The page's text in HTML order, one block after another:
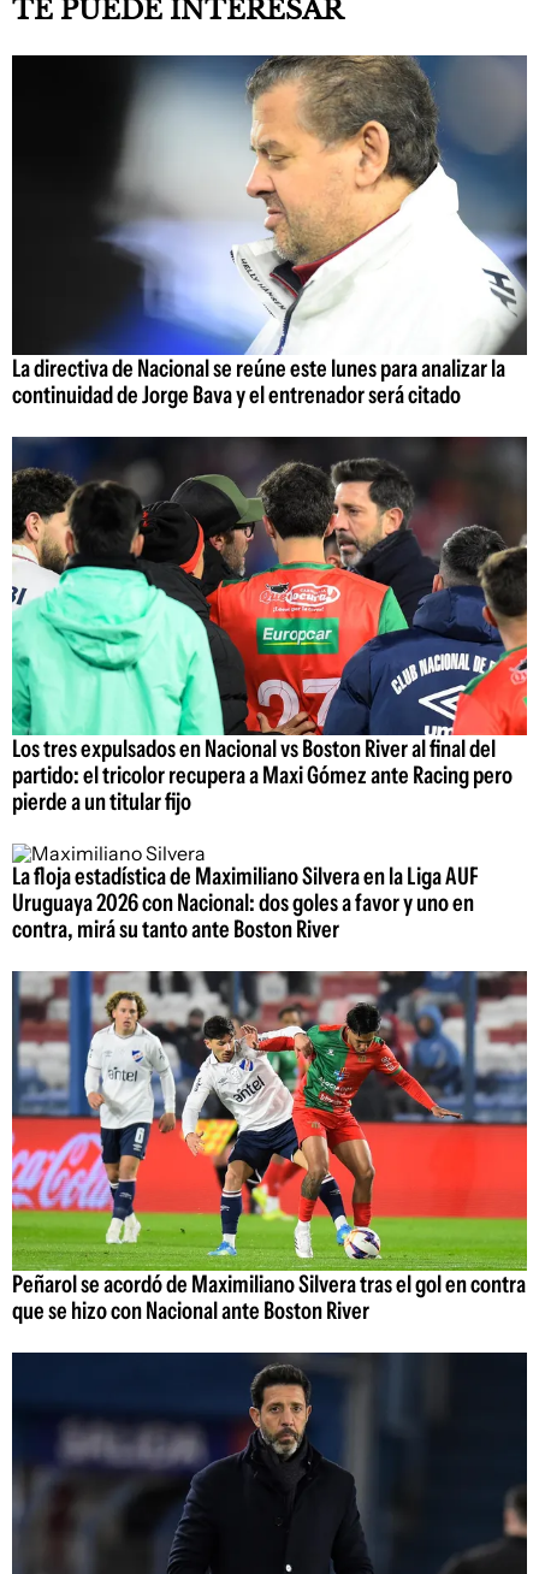
TE PUEDE INTERESAR
La directiva de Nacional se reúne este lunes para analizar la
continuidad de Jorge Bava y el entrenador será citado
Los tres expulsados en Nacional vs Boston River al final del
partido: el tricolor recupera a Maxi Gómez ante Racing pero
pierde a un titular fijo
La floja estadística de Maximiliano Silvera en la Liga AUF
Uruguaya 2026 con Nacional: dos goles a favor y uno en
contra, mirá su tanto ante Boston River
Peñarol se acordó de Maximiliano Silvera tras el gol en contra
que se hizo con Nacional ante Boston River